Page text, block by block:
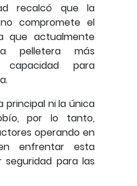
recalcó que la
compromete el
que actualmente
pelletera más
para
principal ni la única
por lo tanto,
operando en
enfrentar esta
para las